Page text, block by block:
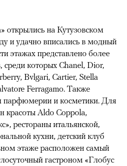
открылись на Кутузовском
и удачно вписались в модный
этажах представлено более
среди которых Chanel, Dior,
Bvlgari, Cartier, Stella
Ferragamo. Также
парфюмерии и косметики. Для
красоты Aldo Coppola,
рестораны итальянской,
кухни, детский клуб
этаже расположен самый
гастроном «Глобус